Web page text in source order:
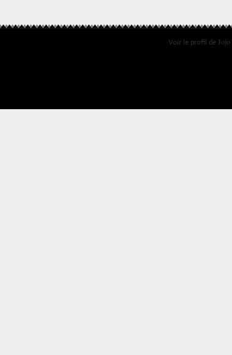
Voir le profil de Jojo